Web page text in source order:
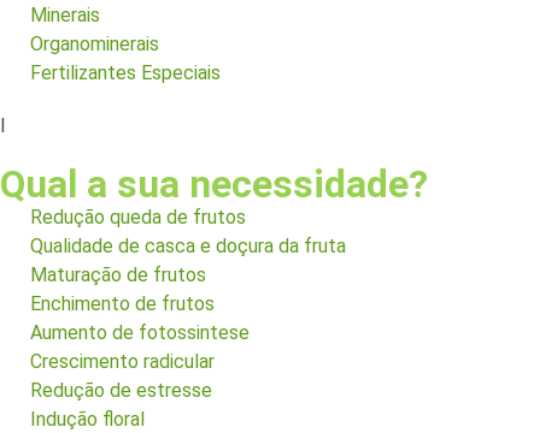
Minerais
Organominerais
Fertilizantes Especiais
Qual a sua necessidade?
Redução queda de frutos
Qualidade de casca e doçura da fruta
Maturação de frutos
Enchimento de frutos
Aumento de fotossintese
Crescimento radicular
Redução de estresse
Indução floral